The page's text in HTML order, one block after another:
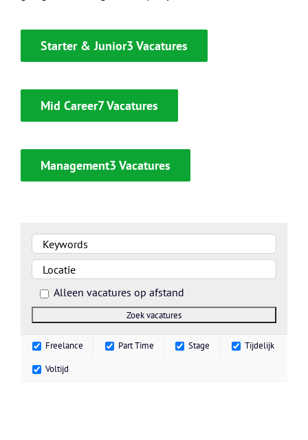
Starter & Junior3 Vacatures
Mid Career7 Vacatures
Management3 Vacatures
Alleen vacatures op afstand
Freelance Part Time Stage
Tijdelijk
Voltijd